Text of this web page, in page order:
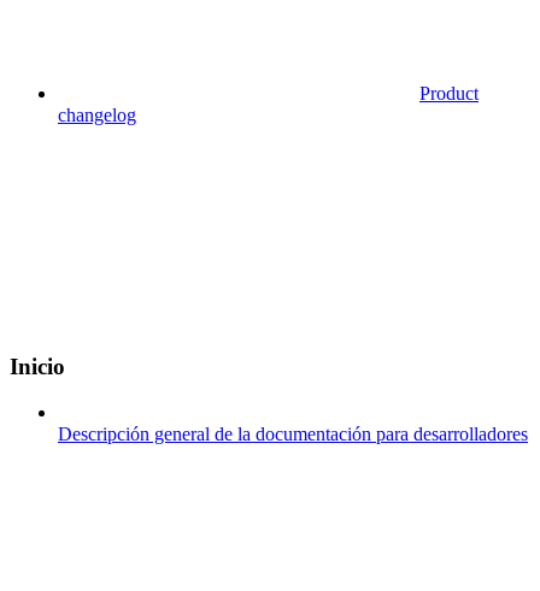
Product
changelog
Inicio
Descripción general de la documentación para desarrolladores